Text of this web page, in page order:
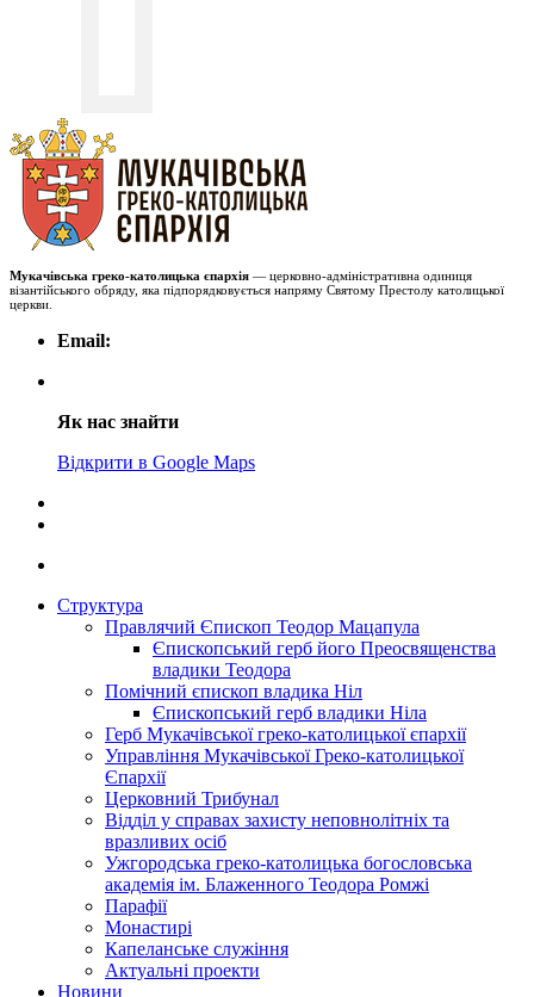
Мукачівська греко-католицька єпархія — церковно-адміністративна одиниця
візантійського обряду, яка підпорядковується напряму Святому Престолу католицької
церкви.
Email:
Як нас знайти
Відкрити в Google Maps
Структура
Правлячий Єпископ Теодор Мацапула
Єпископський герб його Преосвященства
владики Теодора
Помічний єпископ владика Ніл
Єпископський герб владики Ніла
Герб Мукачівської греко-католицької єпархії
Управління Мукачівської Греко-католицької
Єпархії
Церковний Трибунал
Відділ у справах захисту неповнолітніх та
вразливих осіб
Ужгородська греко-католицька богословська
академія ім. Блаженного Теодора Ромжі
Парафії
Монастирі
Капеланське служіння
Актуальні проекти
Новини